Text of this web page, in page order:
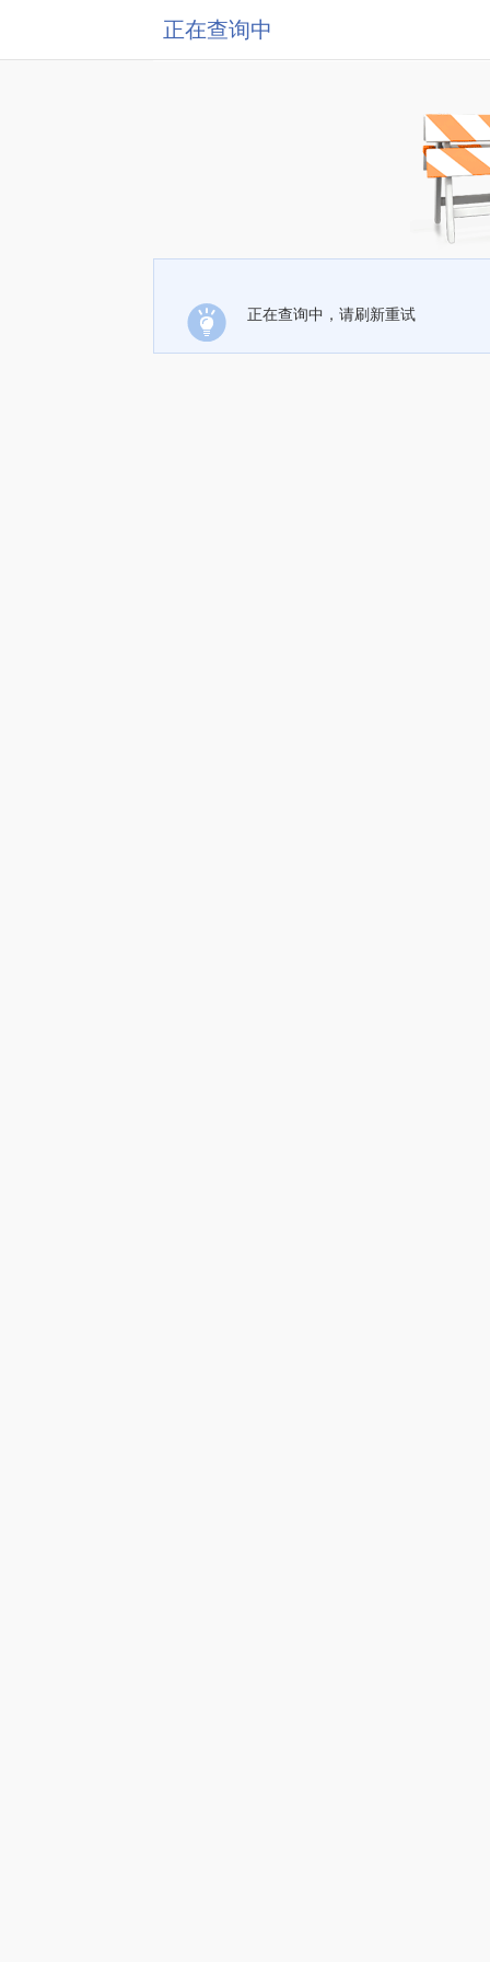
正在查询中
正在查询中，请刷新重试